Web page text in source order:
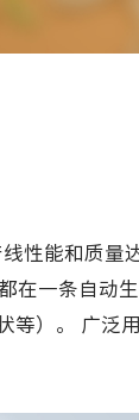
性能和质量
在一条自动
等）。 广泛